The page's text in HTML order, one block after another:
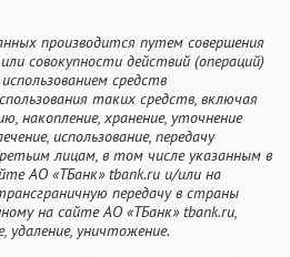
производится путем совершения
совокупности действий (операций)
средств
таких средств, включая
накопление, хранение, уточнение
использование, передачу
лицам, в том числе указанным в
АО «ТБанк» tbank.ru и/или на
передачу в страны
на сайте АО «ТБанк» tbank.ru,
удаление, уничтожение.